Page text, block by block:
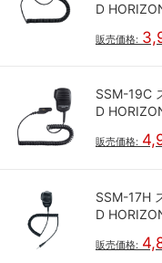
D
販売価格:
SSM-19C
D
販売価格:
SSM-17H
D
販売価格: